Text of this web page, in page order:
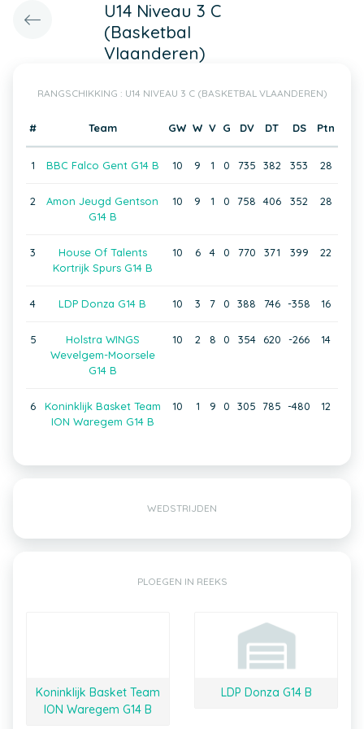
U14 Niveau 3 C
(Basketbal
Vlaanderen)
RANGSCHIKKING : U14 NIVEAU 3 C (BASKETBAL VLAANDEREN)
# Team GW W V G DV DT DS Ptn
1 BBC Falco Gent G14 B 10 9 1 0 735 382 353 28
2
Amon Jeugd Gentson
G14 B
10 9 1 0 758 406 352 28
3
House Of Talents
Kortrijk Spurs G14 B
10 6 4 0 770 371 399 22
4 LDP Donza G14 B 10 3 7 0 388 746 -358 16
5
Holstra WINGS
Wevelgem-Moorsele
G14 B
10 2 8 0 354 620 -266 14
6
Koninklijk Basket Team
ION Waregem G14 B
10 1 9 0 305 785 -480 12
WEDSTRIJDEN
PLOEGEN IN REEKS
Koninklijk Basket Team
ION Waregem G14 B
LDP Donza G14 B